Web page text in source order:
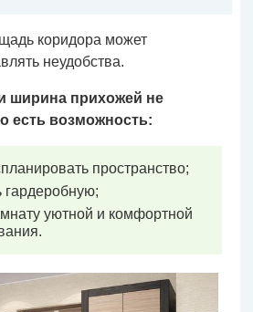
коридора может
неудобства.
ширина прихожей не
есть возможность:
пространство;
гардеробную;
уютной и комфортной